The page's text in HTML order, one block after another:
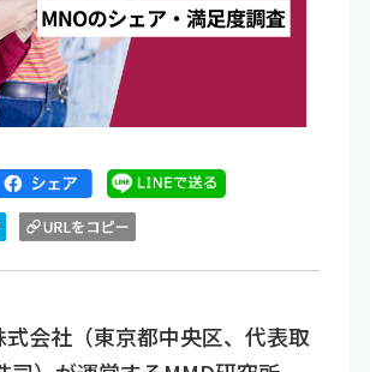
式会社（東京都中央区、代表取